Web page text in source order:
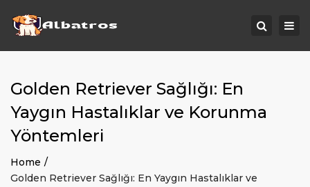
Search
Golden Retriever Sağlığı: En
Yaygın Hastalıklar ve Korunma
Yöntemleri
Home
Golden Retriever Sağlığı: En Yaygın Hastalıklar ve